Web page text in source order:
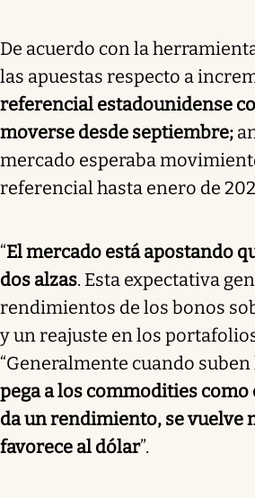
De acuerdo con la
las apuestas respecto a
referencial estadounidense
moverse desde septiembre;
mercado esperaba
referencial hasta enero de
“El mercado está apostando
dos alzas. Esta expectativa
rendimientos de los bonos
y un reajuste en los
“Generalmente cuando
pega a los commodities como
da un rendimiento, se vuelve
favorece al dólar”.